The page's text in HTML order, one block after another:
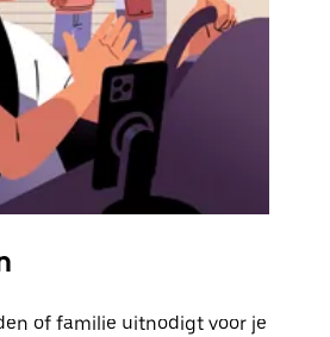
of familie uitnodigt voor je